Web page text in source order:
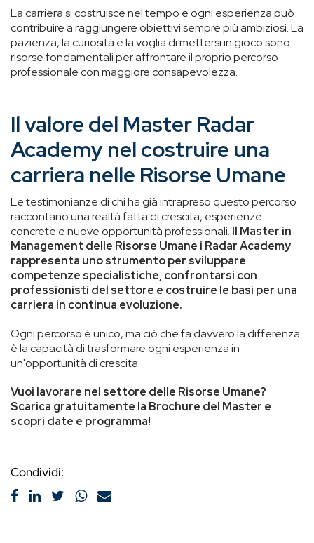
La carriera si costruisce nel tempo e ogni esperienza può
contribuire a raggiungere obiettivi sempre più ambiziosi. La
pazienza, la curiosità e la voglia di mettersi in gioco sono
risorse fondamentali per affrontare il proprio percorso
professionale con maggiore consapevolezza.
Il valore del Master Radar
Academy nel costruire una
carriera nelle Risorse Umane
Le testimonianze di chi ha già intrapreso questo percorso
raccontano una realtà fatta di crescita, esperienze
concrete e nuove opportunità professionali. Il Master in
Management delle Risorse Umane i Radar Academy
rappresenta uno strumento per sviluppare
competenze specialistiche, confrontarsi con
professionisti del settore e costruire le basi per una
carriera in continua evoluzione.
Ogni percorso è unico, ma ciò che fa davvero la differenza
è la capacità di trasformare ogni esperienza in
un'opportunità di crescita.
Vuoi lavorare nel settore delle Risorse Umane?
Scarica gratuitamente la Brochure del Master e
scopri date e programma!
Condividi: